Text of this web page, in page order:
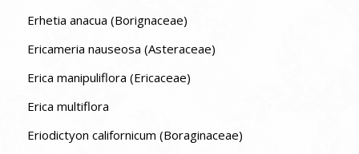
Erhetia anacua (Borignaceae)
Ericameria nauseosa (Asteraceae)
Erica manipuliflora (Ericaceae)
Erica multiflora
Eriodictyon californicum (Boraginaceae)